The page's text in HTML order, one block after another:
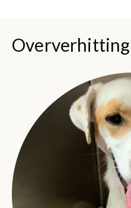
Oververhitting